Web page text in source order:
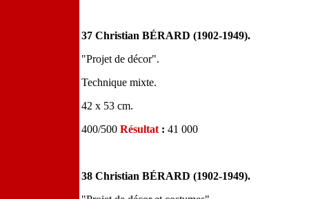
37 Christian BÉRARD (1902-1949).
"Projet de décor".
Technique mixte.
42 x 53 cm.
400/500 Résultat : 41 000
38 Christian BÉRARD (1902-1949).